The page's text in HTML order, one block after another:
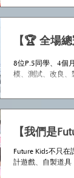
【🏆 全場
8位P.5同學、4個
模、測試、改良
們憑藉專業的創
【我們是
Future Kids不只
計遊戲、自製道